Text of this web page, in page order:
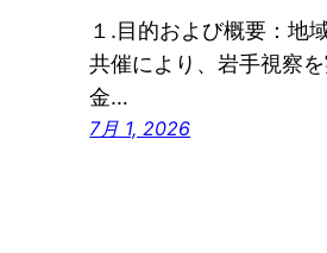
１.目的および概要：地
共催により、岩手視察
金…
7月 1, 2026